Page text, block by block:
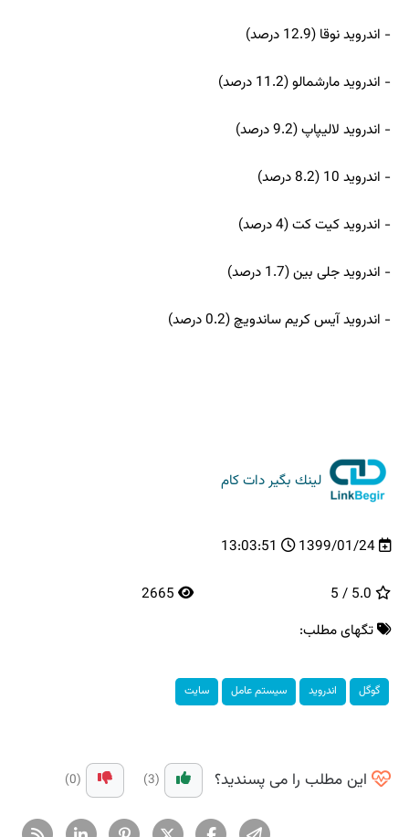
- اندروید نوقا (12.9 درصد)
- اندروید مارشمالو (11.2 درصد)
- اندروید لالیپاپ (9.2 درصد)
- اندروید 10 (8.2 درصد)
- اندروید كیت كت (4 درصد)
- اندروید جلی بین (1.7 درصد)
- اندروید آیس كریم ساندویچ (0.2 درصد)
لینك بگیر دات كام
1399/01/24
13:03:51
تگهای مطلب:
گوگل اندروید سیستم عامل سایت
این مطلب را می پسندید؟ (3)
(0)